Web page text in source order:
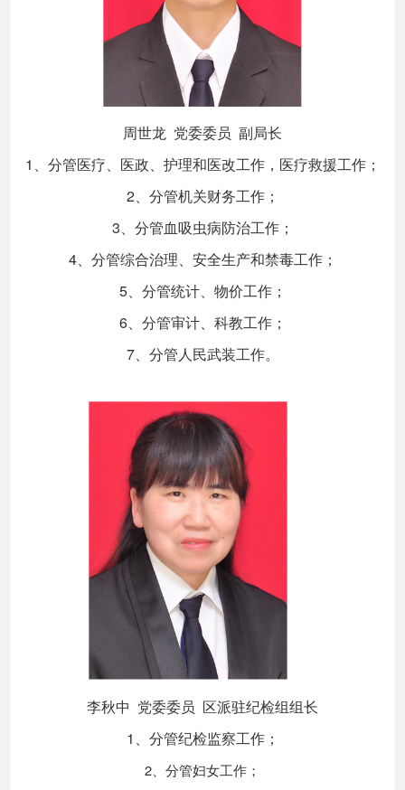
周世龙 党委委员 副局长
1、分管医疗、医政、护理和医改工作，医疗救援工作；
2、分管机关财务工作；
3、分管血吸虫病防治工作；
4、分管综合治理、安全生产和禁毒工作；
5、分管统计、物价工作；
6、分管审计、科教工作；
7、分管人民武装工作。
李秋中 党委委员 区派驻纪检组组长
1、分管纪检监察工作；
2、分管妇女工作；